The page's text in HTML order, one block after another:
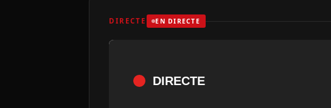
DIRECTE EN DIRECTE
DIRECTE